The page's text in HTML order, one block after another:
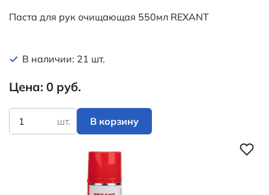
Паста для рук очищающая 550мл REXANT
В наличии: 21 шт.
Цена: 0 руб.
шт. В корзину